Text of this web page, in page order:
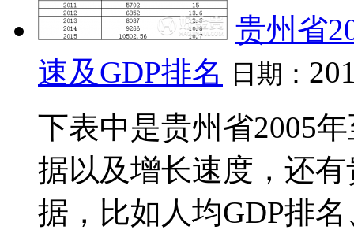
贵州省
速及GDP排名
日期：
下表中是贵州省2005
据以及增长速度，还
据，比如人均GDP排